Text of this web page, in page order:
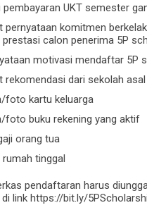
UKT semester
pernyataan komitmen
prestasi calon penerima 5P
motivasi mendaftar 5P
rekomendasi dari sekolah asal
foto kartu keluarga
foto buku rekening yang aktif
orang tua
tinggal
pendaftaran harus
link https://bit.ly/